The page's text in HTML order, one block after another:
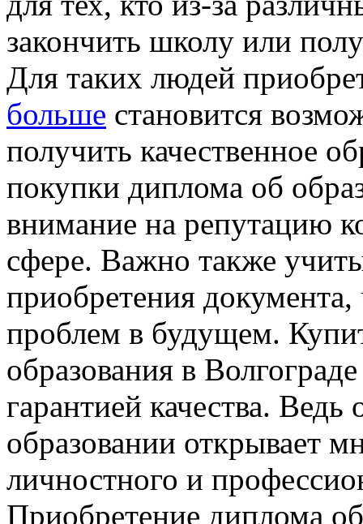
закончить школу или
Для таких людей
больше становится
получить качественное
покупки диплома об
внимание на репутацию
сфере. Важно также
приобретения
проблем в будущем.
образования в
гарантией качества.
образовании открывает
личностного и
Приобретение диплома